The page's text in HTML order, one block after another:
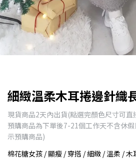
細緻溫柔木耳捲邊針織
現貨商品2天內出貨(點選完顏色尺寸可直
預購商品為下單後7-21個工作天不含休
示預購商品)
棉花糖女孩 / 顯瘦 / 穿搭 / 細緻 / 溫柔 / 木